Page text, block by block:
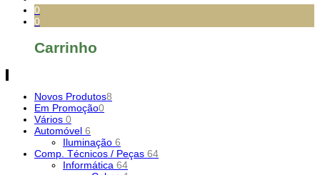
0
0
Carrinho
Novos Produtos8
Em Promoção0
Vários 0
Automóvel 6
Iluminação 6
Comp. Técnicos / Peças 64
Informática 64